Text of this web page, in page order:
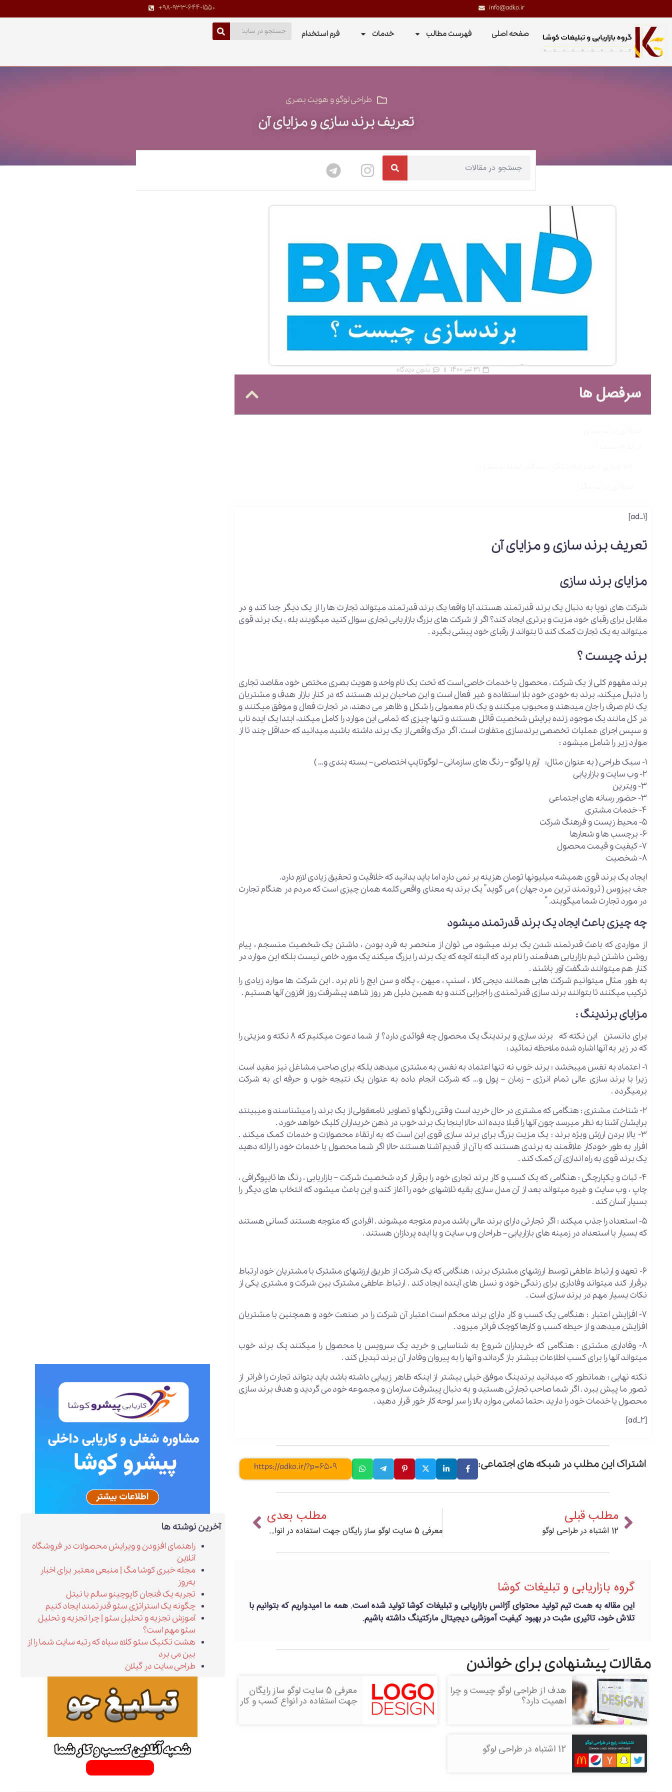
info@adko.ir
+98-933-644-1550
صفحه اصلی فهرست مطالب خدمات فرم استخدام
طراحی لوگو و هویت بصری
تعریف برند سازی و مزایای آن
31 تیر 1400 بدون دیدگاه
سرفصل ها
[ad_1]
تعریف برند سازی و مزایای آن
مزایای برند سازی
شرکت های نوپا به دنبال یک برند قدرتمند هستند آیا واقعا یک برند قدرتمند میتواند تجارت ها را از یک دیگر جدا کند و در
مقابل برای رقبای خود مزیت و برتری ایجاد کند؟ اگر از شرکت های بزرگ بازاریابی تجاری سوال کنید میگویند بله ، یک برند قوی
میتواند به یک تجارت کمک کند تا بتواند از رقبای خود پیشی بگیرد .
برند چیست ؟
برند مفهوم کلی از یک شرکت ، محصول یا خدمات خاصی است که تحت یک نام واحد و هویت بصری مختص خود مقاصد تجاری
را دنبال میکند، برند به خودی خود بلا استفاده و غیر فعال است و این صاحبان برند هستند که در کنار بازار هدف و مشتریان
یک نام صرف را جان میدهند و محبوب میکنند و یک نام معمولی را شکل و ظاهر می دهند، در تجارت فعال و موفق میکنند و
در کل مانند یک موجود زنده برایش شخصیت قائل هستند و تنها چیزی که تمامی این موارد را کامل میکند، ابتدا یک ایده ناب
و سپس اجرای عملیات تخصصی برندسازی متفاوت است. اگر درک واقعی از یک برند داشته باشید میدانید که حداقل چند تا از
موارد زیر را شامل میشود :
1- سبک طراحی ( به عنوان مثال: آرم یا لوگو – رنگ های سازمانی – لوگوتایپ اختصاصی – بسته بندی و… )
2- وب سایت و بازاریابی
3- ویترین
3- حضور رسانه های اجتماعی
4- خدمات مشتری
5- محیط زیست و فرهنگ شرکت
6- برچسب ها و شعارها
7- کیفیت و قیمت محصول
8- شخصیت
ایجاد یک برند قوی همیشه میلیونها تومان هزینه بر نمی دارد اما باید بدانید که خلاقیت و تحقیق زیادی لازم دارد.
جف بیزوس ( ثروتمند ترین مرد جهان ) می گوید” یک برند به معنای واقعی کلمه همان چیزی است که مردم در هنگام تجارت
در مورد تجارت شما میگویند. “
چه چیزی باعث ایجاد یک برند قدرتمند میشود
از مواردی که باعث قدرتمند شدن یک برند میشود می توان از منحصر به فرد بودن ، داشتن یک شخصیت منسجم ، پیام
روشن داشتن تیم بازاریابی هدفمند را نام برد که البته آنچه که یک برند را بزرگ میکند یک مورد خاص نیست بلکه این موارد در
کنار هم میتوانند شگفت آور باشند .
به طور مثال میتوانیم شرکت هایی همانند دیجی کالا ، اسنپ ، میهن ، پگاه و سن ایچ را نام برد . این شرکت ها موارد زیادی را
ترکیب میکنند تا بتوانند برند سازی قدرتمندی را اجرایی کنند و به همین دلیل هر روز شاهد پیشرفت روز افزون آنها هستیم .
مزایای برندینگ :
برای دانستن این نکته که برند سازی و برندینگ یک محصول چه فوائدی دارد؟ از شما دعوت میکنیم که 8 نکته و مزیتی را
که در زیر به آنها اشاره شده ملاحظه نمائید :
1- اعتماد به نفس میبخشد : برند خوب نه تنها اعتماد به نفس به مشتری میدهد بلکه برای صاحب مشاغل نیز مفید است
زیرا با برند سازی عالی تمام انرژی – زمان – پول و… که شرکت انجام داده به عنوان یک نتیجه خوب و حرفه ای به شرکت
برمیگردد .
2- شناخت مشتری : هنگامی که مشتری در حال خرید است وقتی رنگها و تصاویر نامعقولی از یک برند را میشناسند و میبینند
برایشان آشنا به نظر میرسد چون آنها را قبلا دیده اند حالا اینجا یک برند خوب در ذهن خریداران کلیک خواهد خورد .
3- بالا بردن ارزش ویژه برند : یک مزیت بزرگ برای برند سازی قوی این است که به ارتقاء محصولات و خدمات کمک میکند .
افرار به طور خودکار علاقمند به برندی هستند که با آن از قدیم آشنا هستند حالا اگر شما محصول یا خدمات خود را ارائه دهید
یک برند قوی به راه اندازی آن کمک کند .
4- ثبات و یکپارچگی : هنگامی که یک کسب و کار برند تجاری خود را برقرار کرد شخصیت شرکت – بازاریابی ، رنگ ها تایپوگرافی ،
چاپ ، وب سایت و غیره میتواند بعد از آن مدل سازی بقیه تلاشهای خود را آغاز کند و این باعث میشود که انتخاب های دیگر را
بسیار آسان کند .
5- استعداد را جذب میکند : اگر تجارتی دارای برند عالی باشد مردم متوجه میشوند . افرادی که متوجه هستند کسانی هستند
که بسیار با استعداد در زمینه های بازاریابی – طراحان وب سایت و یا ایده پردازان هستند .
6- تعهد و ارتباط عاطفی توسط ارزشهای مشترک برند : هنگامی که یک شرکت از طریق ارزشهای مشترک با مشتریان خود ارتباط
برقرار کند میتواند وفاداری برای زندگی خود و نسل های آینده ایجاد کند . ارتباط عاطفی مشترک بین شرکت و مشتری یکی از
نکات بسیار مهم در برند سازی است .
7- افزایش اعتبار : هنگامی یک کسب و کار دارای برند محکم است اعتبار آن شرکت را در صنعت خود و همچنین با مشتریان
افزایش میدهد و از حیطه کسب و کارها کوچک فراتر میرود .
8- وفاداری مشتری : هنگامی که خریداران شروع به شناسایی و خرید یک سرویس یا محصول را میکنند یک برند خوب
میتواند آنها را برای کسب اطلاعات بیشتر باز گرداند و آنها را به پیروان وفادار آن برند تبدیل کند .
نکته نهایی : همانطور که میدانید برندینگ موفق خیلی بیشتر از اینکه ظاهر زیبایی داشته باشد باید بتواند تجارت را فراتر از
تصور ما پیش ببرد . اگر شما صاحب تجارتی هستید و به دنبال پیشرفت سازمان و مجموعه خود می گردید و هدف برند سازی
محصول یا خدمات خود را دارید ،حتما تمامی موارد بالا را سر لوحه کار خور قرار دهید .
[ad_2]
اشتراک این مطلب در شبکه های اجتماعی: https://adko.ir/?p=6509
مطلب قبلی
12 اشتباه در طراحی لوگو
مطلب بعدی
معرفی 5 سایت لوگو ساز رایگان جهت استفاده در انواع کسب و کار
گروه بازاریابی و تبلیغات کوشا
این مقاله به همت تیم تولید محتوای آژانس بازاریابی و تبلیغات کوشا تولید شده است. همه ما امیدواریم که بتوانیم با
تلاش خود، تاثیری مثبت در بهبود کیفیت آموزشی دیجیتال مارکتینگ داشته باشیم.
مقالات پیشنهادی برای خواندن
هدف از طراحی لوگو چیست و چرا
اهمیت دارد؟
معرفی 5 سایت لوگو ساز رایگان
جهت استفاده در انواع کسب و کار
12 اشتباه در طراحی لوگو
آخرین نوشته ها
راهنمای افزودن و ویرایش محصولات در فروشگاه
آنلاین
مجله خبری کوشا مگ | منبعی معتبر برای اخبار
به‌روز
تجربه یک فنجان کاپوچینو سالم با نیتل
چگونه یک استراتژی سئو قدرتمند ایجاد کنیم
آموزش تجزیه و تحلیل سئو | چرا تجزیه و تحلیل
سئو مهم است؟
هشت تکنیک سئو کلاه سیاه که رتبه سایت شما را از
بین می برد
طراحی سایت در گیلان